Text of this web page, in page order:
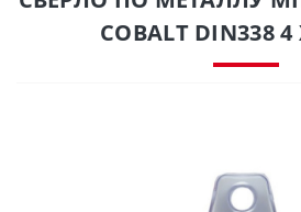
COBALT DIN338